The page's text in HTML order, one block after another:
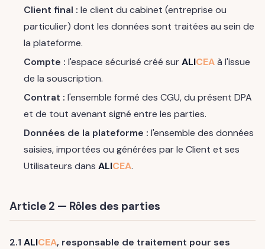
Client final : le client du cabinet (entreprise ou
particulier) dont les données sont traitées au sein de
la plateforme.
Compte : l'espace sécurisé créé surALICEAà l'issue
de la souscription.
Contrat : l'ensemble formé des CGU, du présent DPA
et de tout avenant signé entre les parties.
Données de la plateforme : l'ensemble des données
saisies, importées ou générées par le Client et ses
Utilisateurs dans ALICEA.
Article 2 — Rôles des parties
2.1 ALICEA, responsable de traitement pour ses